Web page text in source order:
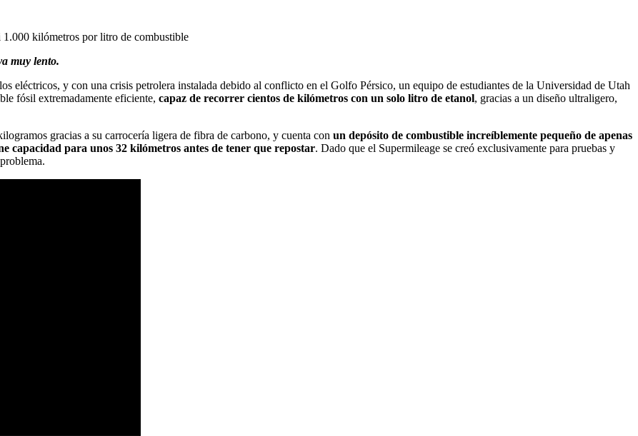
muy lento.
eléctricos, y con una crisis petrolera instalada debido al conflicto en el Golfo Pérsico, un equipo de estudiantes de la Universidad de Utah
fósil extremadamente eficiente, capaz de recorrer cientos de kilómetros con un solo litro de etanol, gracias a un diseño ultraligero,
gracias a su carrocería ligera de fibra de carbono, y cuenta con un depósito de combustible increíblemente pequeño de apenas
capacidad para unos 32 kilómetros antes de tener que repostar. Dado que el Supermileage se creó exclusivamente para pruebas y